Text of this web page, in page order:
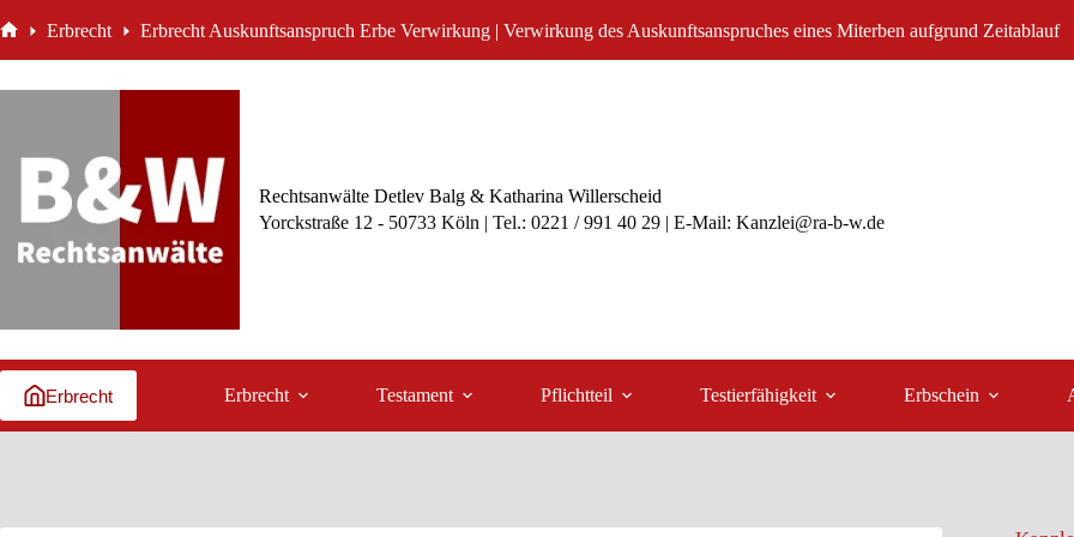
Inhalt Erbrecht Erbrecht Auskunftsanspruch Erbe Verwirkung | Verwirkung des Auskunftsanspruches eines Miterben aufgrund Zeitablauf
Rechtsanwälte Detlev Balg & Katharina Willerscheid
Yorckstraße 12 - 50733 Köln | Tel.: 0221 / 991 40 29 | E-Mail: Kanzlei@ra-b-w.de
Erbrecht Erbrecht Testament Pflichtteil Testierfähigkeit Erbschein